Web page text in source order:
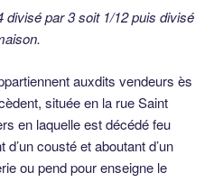
décès de défunt Guillaume
en ladite maison
présenes vendition déleys
par lesdits vendeurs esdits
noms pour le prix et
et baillées et nombrées